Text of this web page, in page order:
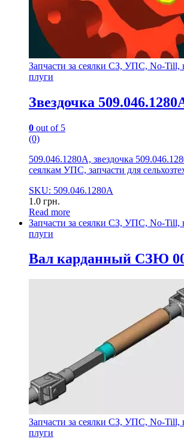
Запчасти за сеялки СЗ, УПС, No-Till,
плуги
Звездочка
0 out of 5
(0)
509.046.1280А, звездочка
сеялкам УПС, запчасти для
SKU: 509.046.1280А
1.0 грн.
Read more
Запчасти за сеялки СЗ, УПС, No-Till,
плуги
Вал карданный СЗЮ
Запчасти за сеялки СЗ, УПС, No-Till,
плуги